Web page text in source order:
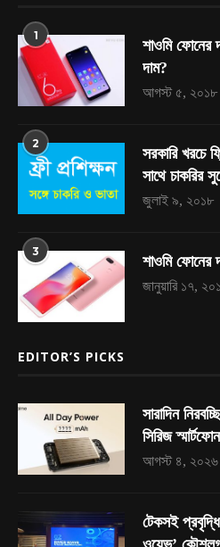
1
শাওমি
দাম?
আগস্ট ৫, ২০১৮
2
সরকারি খরচে
সাথে চাকরির
জুলাই ৯, ২০১৮
3
শাওমি ফোনের
জানুয়ারি ১৭,
EDITOR’S PICKS
সারাদিন
সিরিজ
আগস্ট ৪, ২০২৬
টেকসই